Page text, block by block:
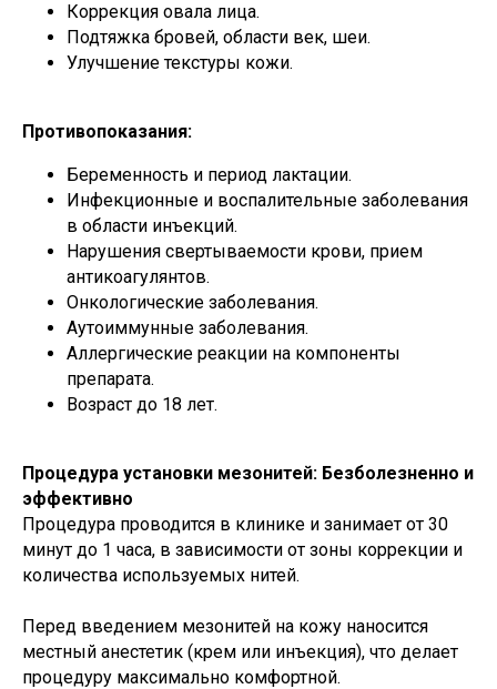
Коррекция овала лица.
Подтяжка бровей, области век, шеи.
Улучшение текстуры кожи.
Противопоказания:
Беременность и период лактации.
Инфекционные и воспалительные заболевания
в области инъекций.
Нарушения свертываемости крови, прием
антикоагулянтов.
Онкологические заболевания.
Аутоиммунные заболевания.
Аллергические реакции на компоненты
препарата.
Возраст до 18 лет.
Процедура установки мезонитей: Безболезненно и
эффективно
Процедура проводится в клинике и занимает от 30
минут до 1 часа, в зависимости от зоны коррекции и
количества используемых нитей.
Перед введением мезонитей на кожу наносится
местный анестетик (крем или инъекция), что делает
процедуру максимально комфортной.